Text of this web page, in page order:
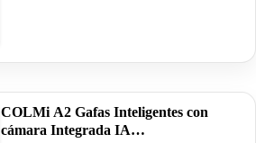
COLMi A2 Gafas Inteligentes con
cámara Integrada IA…